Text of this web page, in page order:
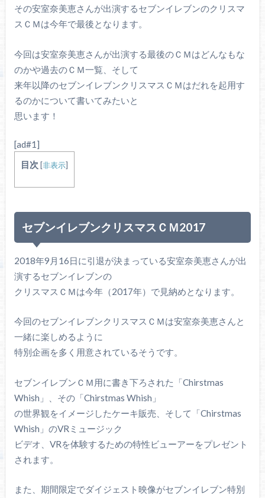
その安室奈美恵さんが出演するセブンイレブンのクリスマ
スＣＭは今年で最後となります。
今回は安室奈美恵さんが出演する最後のＣＭはどんなもな
のかや過去のＣＭ一覧、そして
来年以降のセブンイレブンクリスマスＣＭはだれを起用す
るのかについて書いてみたいと
思います！
[ad#1]
目次 [非表示]
セブンイレブンクリスマスＣＭ2017
2018年9月16日に引退が決まっている安室奈美恵さんが出
演するセブンイレブンの
クリスマスＣＭは今年（2017年）で見納めとなります。
今回のセブンイレブンクリスマスＣＭは安室奈美恵さんと
一緒に楽しめるように
特別企画を多く用意されているそうです。
セブンイレブンＣＭ用に書き下ろされた「Chirstmas
Whish」、その「Chirstmas Whish」
の世界観をイメージしたケーキ販売、そして「Chirstmas
Whish」のVRミュージック
ビデオ、VRを体験するための特性ビューアーをプレゼント
されます。
また、期間限定でダイジェスト映像がセブンイレブン特別